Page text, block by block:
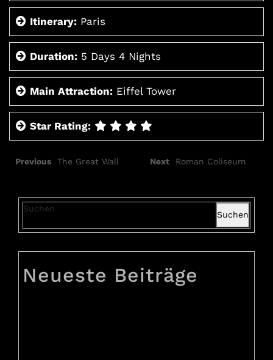
Itinerary: Paris
Duration: 5 Days 4 Nights
Main Attraction: Eiffel Tower
Star Rating:
Previous The Great Wall Next Roman Coliseum
Suchen
Suchen
Neueste Beiträge